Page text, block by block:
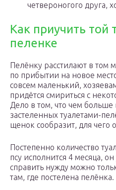
четвероногого друга,
Как приучить той
пеленке
Пелёнку расстилают в том
по прибытии на новое
совсем маленький,
придётся смириться с
Дело в том, что чем больше
застеленных туалетами-
щенок сообразит, для чего
Постепенно количество
псу исполнится 4 месяца,
справить нужду можно
там, где постелена пелёнка.